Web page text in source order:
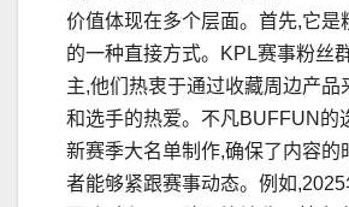
价值体现在多个层面。首先,它是
的一种直接方式。KPL赛事粉丝
主,他们热衷于通过收藏周边产品
和选手的热爱。不凡BUFFUN的
新赛季大名单制作,确保了内容的
者能够紧跟赛事动态。例如